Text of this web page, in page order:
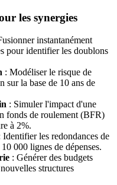
les synergies
instantanément
pour identifier les doublons
: Modéliser le risque de
sur la base de 10 ans de
: Simuler l'impact d'une
fonds de roulement (BFR)
à 2%.
Identifier les redondances de
000 lignes de dépenses.
: Générer des budgets
structures